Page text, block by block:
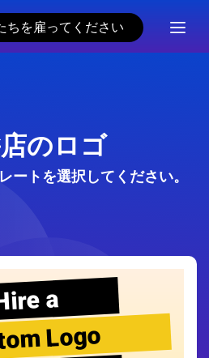
ちを雇ってください
のロゴ
ートを選択してください。
a
Logo